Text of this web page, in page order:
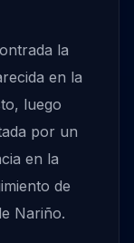
la
en la
luego
por un
en la
de
Nariño.